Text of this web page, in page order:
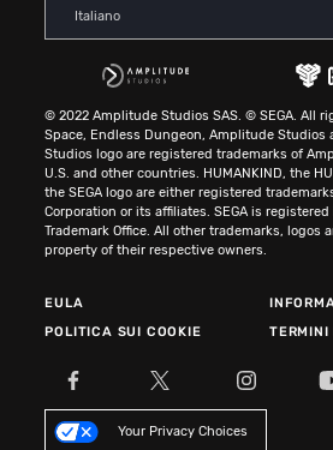
Italiano
© 2022 Amplitude Studios SAS. © SEGA. All
Space, Endless Dungeon, Amplitude Studios
Studios logo are registered trademarks of
U.S. and other countries. HUMANKIND, the
the SEGA logo are either registered
Corporation or its affiliates. SEGA is
Trademark Office. All other trademarks, logos
property of their respective owners.
EULA
POLITICA SUI COOKIE
TERMINI
Your Privacy Choices